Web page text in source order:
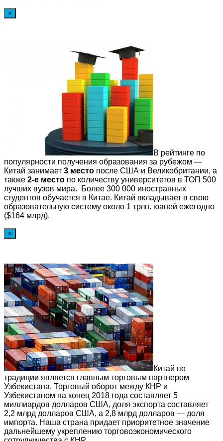
×
В рейтинге по
популярности получения образования за рубежом —
Китай занимает 3 место после США и Великобритании, а
также 2-е место по количеству университетов в ТОП 500
лучших вузов мира. Более 300 000 иностранных
студентов обучается в Китае. Китай вкладывает в свою
образовательную систему около 1 трлн. юаней ежегодно
($164 млрд).
×
Китай по
традиции является главным торговым партнером
Узбекистана. Торговый оборот между КНР и
Узбекистаном на конец 2018 года составляет 5
миллиардов долларов США, доля экспорта составляет
2,2 млрд долларов США, а 2,8 млрд долларов — доля
импорта. Наша страна придает приоритетное значение
дальнейшему укреплению торговоэкономического